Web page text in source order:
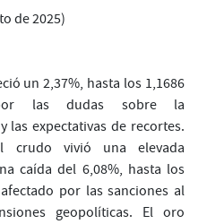
de 2025)
un 2,37%, hasta los 1,1686
las dudas sobre la
las expectativas de recortes.
crudo vivió una elevada
caída del 6,08%, hasta los
por las sanciones al
geopolíticas. El oro